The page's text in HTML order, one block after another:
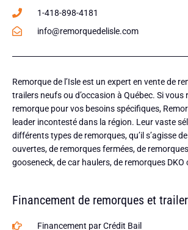
1-418-898-4181
info@remorquedelisle.com
Remorque de l’Isle est un expert en vente de
trailers neufs ou d’occasion à Québec. Si vous
remorque pour vos besoins spécifiques,
leader incontesté dans la région. Leur vaste
différents types de remorques, qu’il s’agisse
ouvertes, de remorques fermées, de
gooseneck, de car haulers, de remorques DKO
Financement de remorques et
Financement par Crédit Bail